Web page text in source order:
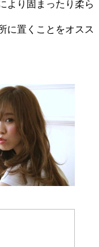
より固まったり柔ら
に置くことをオスス